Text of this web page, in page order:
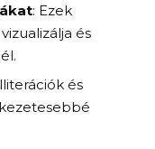
: Ezek
és
és